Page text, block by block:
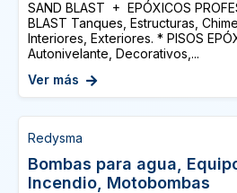
SAND BLAST + EPÓXICOS
BLAST Tanques, Estructuras,
Interiores, Exteriores. * PISOS
Autonivelante, Decorativos,...
Ver más
Redysma
Bombas para agua,
Incendio, Motobombas